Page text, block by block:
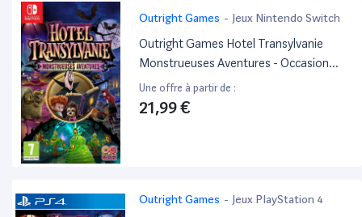
Outright Games - Jeux Nintendo Switch
Outright Games Hotel Transylvanie
Monstrueuses Aventures - Occasion
Switch
Une offre à partir de :
21,99 €
Outright Games - Jeux PlayStation 4